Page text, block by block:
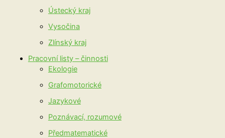
Ústecký kraj
Vysočina
Zlínský kraj
Pracovní listy – činnosti
Ekologie
Grafomotorické
Jazykové
Poznávací, rozumové
Předmatematické